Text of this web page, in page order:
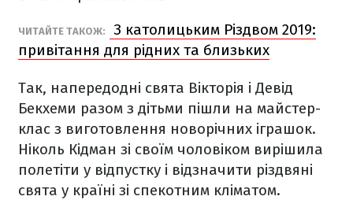
ЧИТАЙТЕ ТАКОЖ:
З католицьким Різдвом 2019:
привітання для рідних та близьких
Так, напередодні свята Вікторія і Девід
Бекхеми разом з дітьми пішли на майстер-
клас з виготовлення новорічних іграшок.
Ніколь Кідман зі своїм чоловіком вирішила
полетіти у відпустку і відзначити різдвяні
свята у країні зі спекотним кліматом.